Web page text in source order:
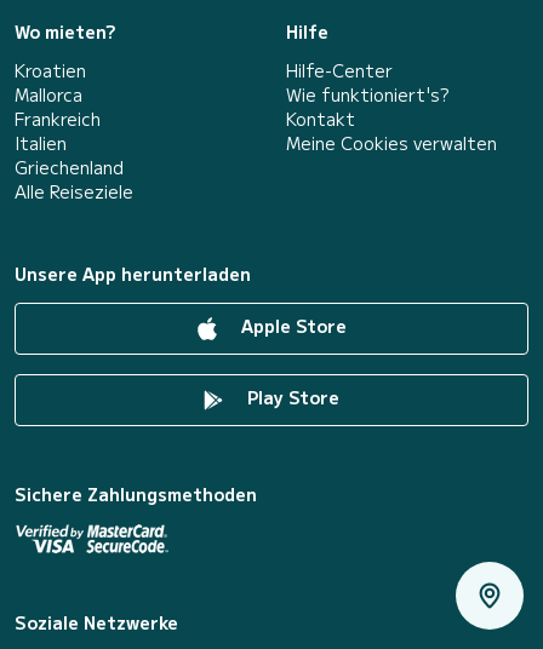
Wo mieten?
Kroatien
Mallorca
Frankreich
Italien
Griechenland
Alle Reiseziele
Hilfe
Hilfe-Center
Wie funktioniert's?
Kontakt
Meine Cookies verwalten
Unsere App herunterladen
Apple Store
Play Store
Sichere Zahlungsmethoden
Soziale Netzwerke